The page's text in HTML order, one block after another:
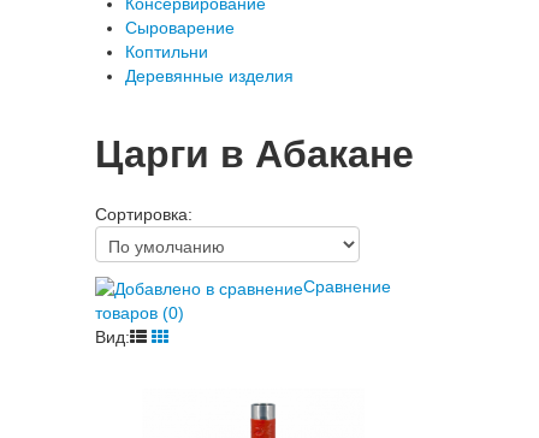
Консервирование
Сыроварение
Коптильни
Деревянные изделия
Царги в Абакане
Сортировка:
Сравнение
товаров (0)
Вид: